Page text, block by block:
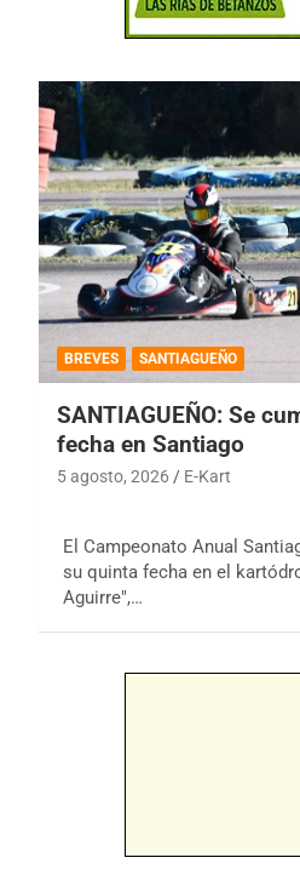
BREVES SANTIAGUEÑO
SANTIAGUEÑO: Se
fecha en Santiago
5 agosto, 2026 E-Kart
El Campeonato Anual
su quinta fecha en el
Aguirre",…